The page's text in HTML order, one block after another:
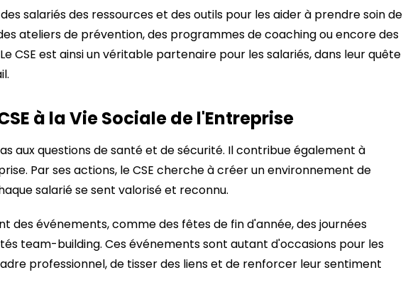
salariés des ressources et des outils pour les aider à prendre soin de
ateliers de prévention, des programmes de coaching ou encore des
CSE est ainsi un véritable partenaire pour les salariés, dans leur quête
à la Vie Sociale de l'Entreprise
aux questions de santé et de sécurité. Il contribue également à
Par ses actions, le CSE cherche à créer un environnement de
salarié se sent valorisé et reconnu.
des événements, comme des fêtes de fin d'année, des journées
team-building. Ces événements sont autant d'occasions pour les
professionnel, de tisser des liens et de renforcer leur sentiment